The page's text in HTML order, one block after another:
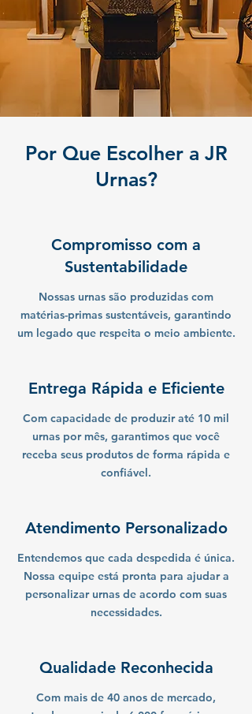
Por Que Escolher a JR
Urnas?
Compromisso com a
Sustentabilidade
Nossas urnas são produzidas com
matérias-primas sustentáveis, garantindo
um legado que respeita o meio ambiente.
Entrega Rápida e Eficiente
Com capacidade de produzir até 10 mil
urnas por mês, garantimos que você
receba seus produtos de forma rápida e
confiável.
Atendimento Personalizado
Entendemos que cada despedida é única.
Nossa equipe está pronta para ajudar a
personalizar urnas de acordo com suas
necessidades.
Qualidade Reconhecida
Com mais de 40 anos de mercado,